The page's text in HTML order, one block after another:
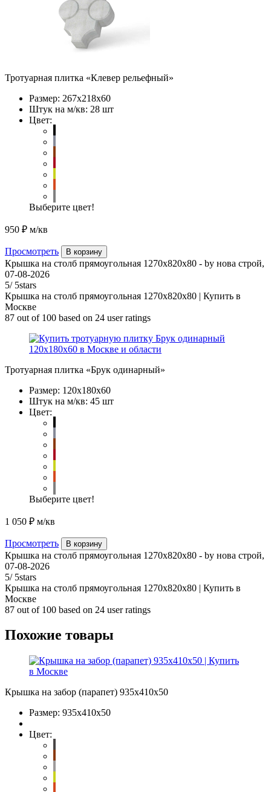
Тротуарная плитка «Клевер рельефный»
Размер: 267х218х60
Штук на м/кв: 28 шт
Цвет:
Выберите цвет!
950 ₽ м/кв
Просмотреть В корзину
Крышка на столб прямоугольная 1270х820х80 - by нова строй,
07-08-2026
5/ 5stars
Крышка на столб прямоугольная 1270х820х80 | Купить в
Москве
87 out of 100 based on 24 user ratings
Тротуарная плитка «Брук одинарный»
Размер: 120x180x60
Штук на м/кв: 45 шт
Цвет:
Выберите цвет!
1 050 ₽ м/кв
Просмотреть В корзину
Крышка на столб прямоугольная 1270х820х80 - by нова строй,
07-08-2026
5/ 5stars
Крышка на столб прямоугольная 1270х820х80 | Купить в
Москве
87 out of 100 based on 24 user ratings
Похожие товары
Крышка на забор (парапет) 935х410х50
Размер: 935х410х50
Цвет: